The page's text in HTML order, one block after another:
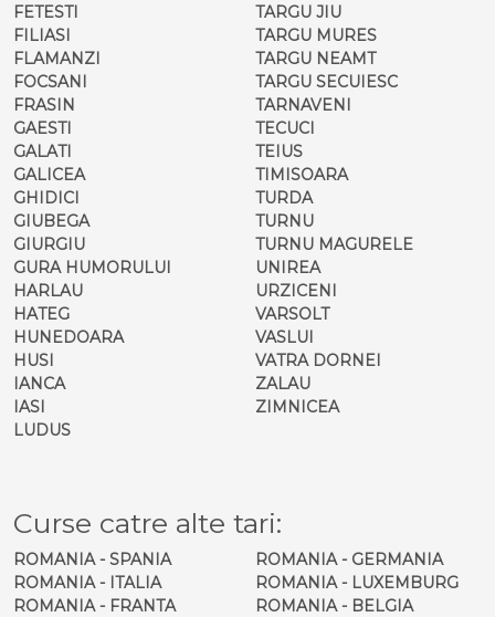
FETESTI
FILIASI
FLAMANZI
FOCSANI
FRASIN
GAESTI
GALATI
GALICEA
GHIDICI
GIUBEGA
GIURGIU
GURA HUMORULUI
HARLAU
HATEG
HUNEDOARA
HUSI
IANCA
IASI
LUDUS
TARGU JIU
TARGU MURES
TARGU NEAMT
TARGU SECUIESC
TARNAVENI
TECUCI
TEIUS
TIMISOARA
TURDA
TURNU
TURNU MAGURELE
UNIREA
URZICENI
VARSOLT
VASLUI
VATRA DORNEI
ZALAU
ZIMNICEA
Curse catre alte tari:
ROMANIA - SPANIA
ROMANIA - ITALIA
ROMANIA - FRANTA
ROMANIA - GERMANIA
ROMANIA - LUXEMBURG
ROMANIA - BELGIA